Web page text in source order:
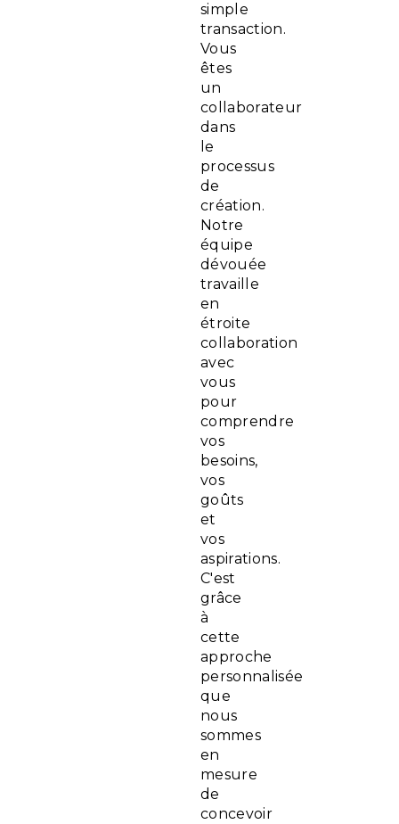
simple
transaction.
Vous
êtes
un
collaborateur
dans
le
processus
de
création.
Notre
équipe
dévouée
travaille
en
étroite
collaboration
avec
vous
pour
comprendre
vos
besoins,
vos
goûts
et
vos
aspirations.
C'est
grâce
à
cette
approche
personnalisée
que
nous
sommes
en
mesure
de
concevoir